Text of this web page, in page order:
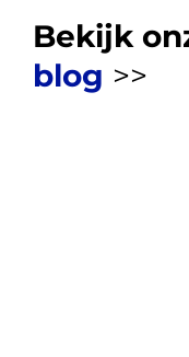
Bekijk
blog >>